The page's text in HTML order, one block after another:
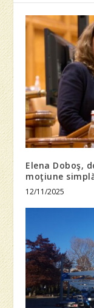
Elena Doboş,
moţiune
12/11/2025